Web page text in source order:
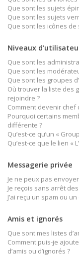
Que sont les sujets
Que sont les sujets
Que sont les icônes de
Niveaux
Que sont les
Que sont les
Que sont les groupes
Où trouver la liste des
rejoindre ?
Comment devenir chef
Pourquoi certains
différente ?
Qu’est-ce qu’un «
Qu’est-ce que le lien «
Messagerie privée
Je ne peux pas
Je reçois sans arrêt
J’ai reçu un spam ou
Amis et ignorés
Que sont mes listes
Comment puis-je
d’amis ou d’ignorés ?